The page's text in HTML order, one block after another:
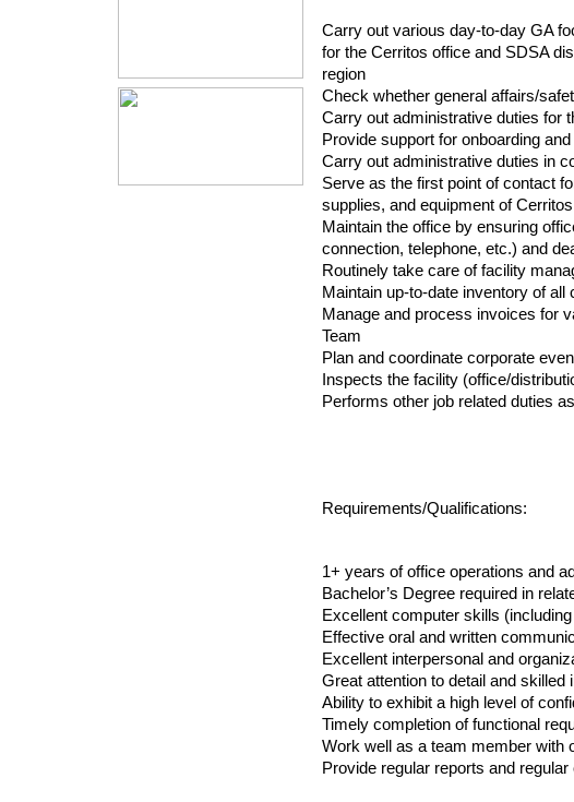
Carry out various day-to-day GA
for the Cerritos office and SDSA
region
Check whether general affairs/
Carry out administrative duties for
Provide support for onboarding
Carry out administrative duties in
Serve as the first point of contact
supplies, and equipment of
Maintain the office by ensuring
connection, telephone, etc.) and
Routinely take care of facility
Maintain up-to-date inventory of all
Manage and process invoices for
Team
Plan and coordinate corporate
Inspects the facility (office/
Performs other job related duties
Requirements/Qualifications:
1+ years of office operations and
Bachelor’s Degree required in
Excellent computer skills
Effective oral and written
Excellent interpersonal and
Great attention to detail and skilled
Ability to exhibit a high level of
Timely completion of functional
Work well as a team member with
Provide regular reports and